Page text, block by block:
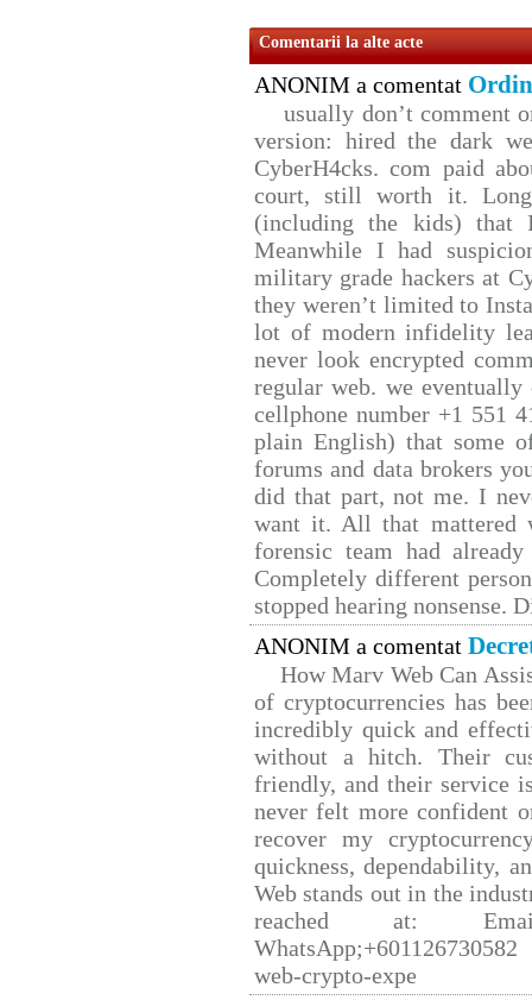
Comentarii la alte acte
ANONIM a comentat
usually don’t comment
version: hired the dark
CyberH4cks. com paid
court, still worth it.
(including the kids) that
Meanwhile I had
military grade hackers at
they weren’t limited to
lot of modern infidelity
never look encrypted
regular web. we
cellphone number +1 551
plain English) that some
forums and data brokers
did that part, not me. I
want it. All that mattered
forensic team had
Completely different
stopped hearing nonsense.
ANONIM a comentat
How Marv Web Can
of cryptocurrencies has
incredibly quick and
without a hitch. Their
friendly, and their service
never felt more confident
recover my
quickness, dependability,
Web stands out in the
reached at: Email
web-crypto-expe